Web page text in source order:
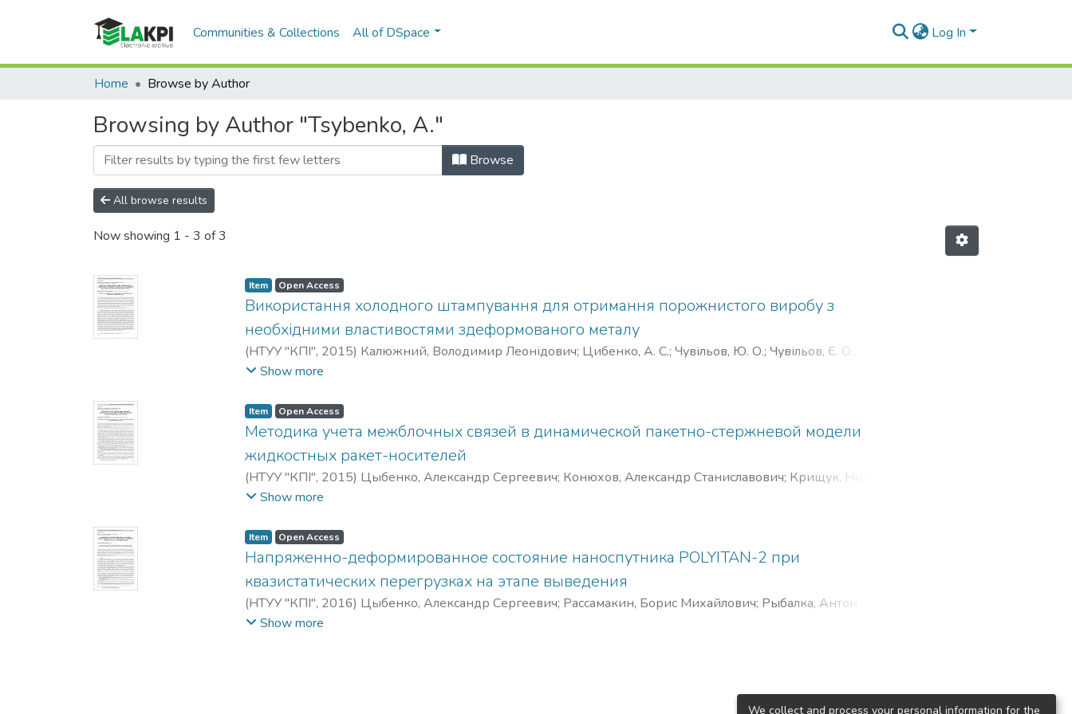
Communities & Collections All of DSpace Log In
Home Browse by Author
Browsing by Author "Tsybenko, A."
Browse
All browse results
Now showing 1 - 3 of 3
Item Open Access
Використання холодного штампування для отримання порожнистого виробу з
необхідними властивостями здеформованого металу
(НТУУ "КПІ", 2015) Калюжний, Володимир Леонідович; Цибенко, А. С.; Чувільов, Ю. О.; Чувільов, Є. О.
Kaljuzny, V.;Tsybenko, A.
Show more
Item Open Access
Методика учета межблочных связей в динамической пакетно-стержневой модели
жидкостных ракет-носителей
(НТУУ "КПІ", 2015) Цыбенко, Александр Сергеевич; Конюхов, Александр Станиславович; Крищук, Николай
Георгиевич;Tsybenko, A.
Show more
Item Open Access
Напряженно-деформированное состояние наноспутника POLYITAN-2 при
квазистатических перегрузках на этапе выведения
(НТУУ "КПІ", 2016) Цыбенко, Александр Сергеевич; Рассамакин, Борис Михайлович; Рыбалка, Антон
Алексеевич;Tsybenko, A.
Show more
We collect and process your personal information for the